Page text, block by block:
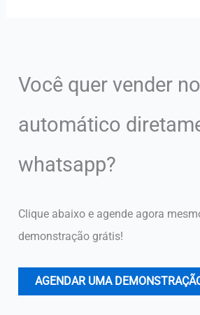
Você quer vender no
automático
whatsapp?
Clique abaixo e agende agora
demonstração grátis!
AGENDAR UMA